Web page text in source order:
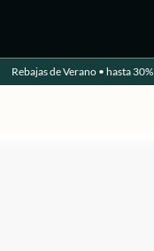
Rebajas de Verano • hasta 30%